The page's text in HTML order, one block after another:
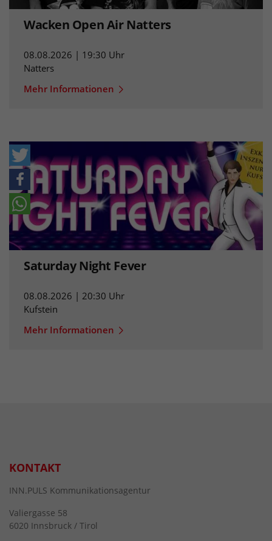
Wacken Open Air Natters
08.08.2026 | 19:30 Uhr
Natters
Mehr Informationen
Saturday Night Fever
08.08.2026 | 20:30 Uhr
Kufstein
Mehr Informationen
KONTAKT
INN.PULS Kommunikationsagentur
Valiergasse 58
6020 Innsbruck / Tirol